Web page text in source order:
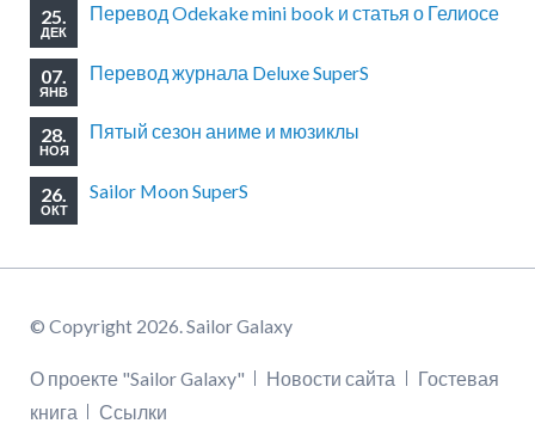
25.
ДЕК
Перевод Odekake mini book и статья о Гелиосе
07.
ЯНВ
Перевод журнала Deluxe SuperS
28.
НОЯ
Пятый сезон аниме и мюзиклы
26.
ОКТ
Sailor Moon SuperS
© Copyright 2026. Sailor Galaxy
Пропустить
навигацию
О проекте "Sailor Galaxy" Новости сайта
Гостевая
книга
Ссылки